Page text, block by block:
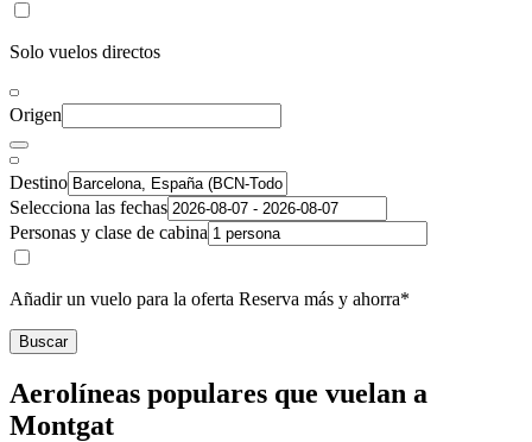
Solo vuelos directos
Origen
Destino
Selecciona las fechas
Personas y clase de cabina
Añadir un vuelo para la oferta Reserva más y ahorra*
Buscar
Aerolíneas populares que vuelan a
Montgat